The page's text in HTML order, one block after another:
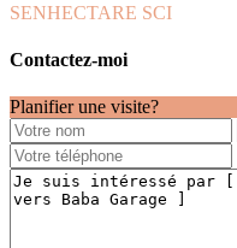
SENHECTARE SCI
Contactez-moi
Planifier une visite?